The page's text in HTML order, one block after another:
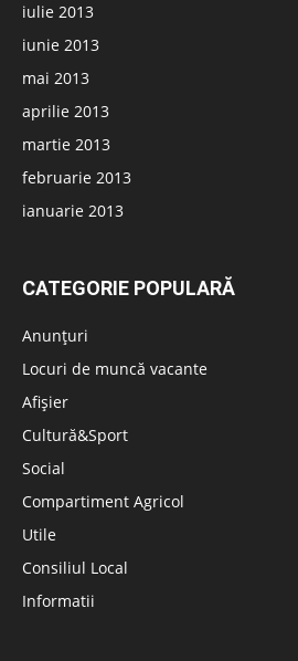
iulie 2013
iunie 2013
mai 2013
aprilie 2013
martie 2013
februarie 2013
ianuarie 2013
CATEGORIE POPULARĂ
Anunțuri
Locuri de muncă vacante
Afișier
Cultură&Sport
Social
Compartiment Agricol
Utile
Consiliul Local
Informatii